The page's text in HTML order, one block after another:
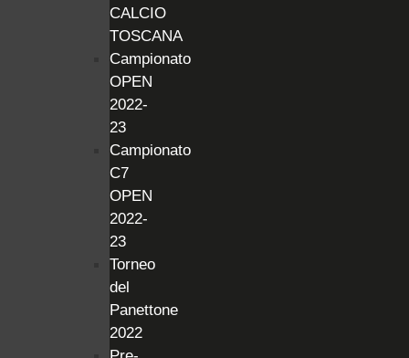
CALCIO
TOSCANA
Campionato
OPEN
2022-
23
Campionato
C7
OPEN
2022-
23
Torneo
del
Panettone
2022